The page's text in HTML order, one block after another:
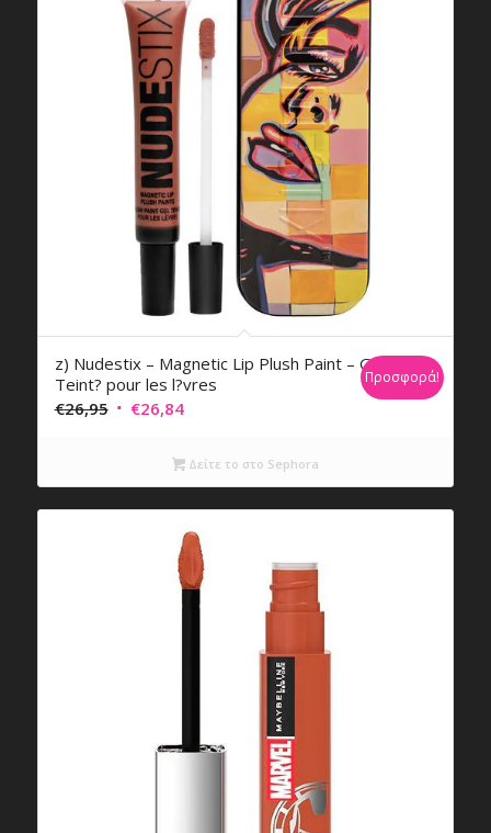
z) Nudestix – Magnetic Lip Plush Paint – Gel
Teint? pour les l?vres
€26,95 Original
€26,95.
€26,84Η
τιμή
είναι:
€26,84.
Προσφορά!
Δείτε το στο Sephora